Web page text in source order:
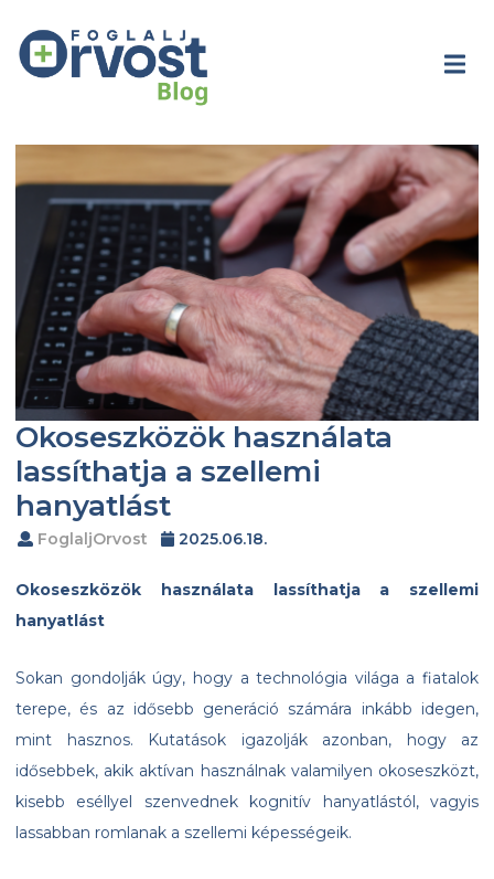
Okoseszközök használata
lassíthatja a szellemi
hanyatlást
FoglaljOrvost 2025.06.18.
Okoseszközök használata lassíthatja a szellemi
hanyatlást
Sokan gondolják úgy, hogy a technológia világa a fiatalok
terepe, és az idősebb generáció számára inkább idegen,
mint hasznos. Kutatások igazolják azonban, hogy az
idősebbek, akik aktívan használnak valamilyen okoseszközt,
kisebb eséllyel szenvednek kognitív hanyatlástól, vagyis
lassabban romlanak a szellemi képességeik.